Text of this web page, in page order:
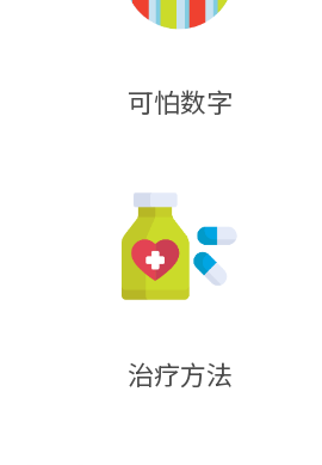
可怕数字
治疗方法